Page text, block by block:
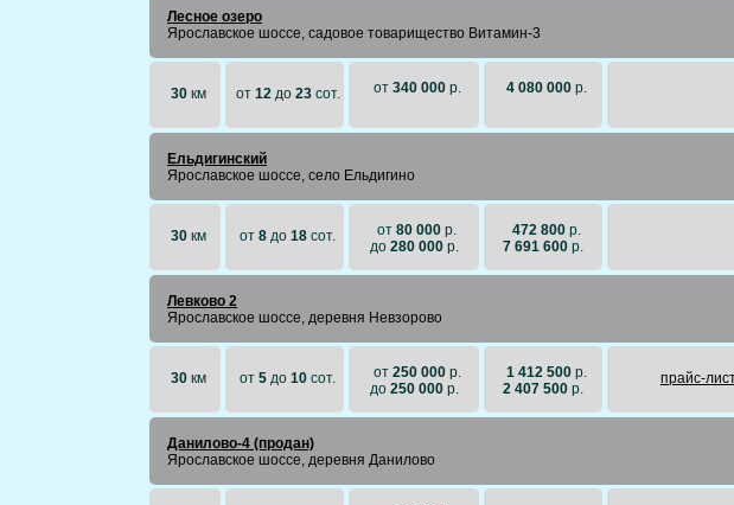
Лесное озеро
Ярославское шоссе, садовое товарищество Витамин-3
30км от 12до 23сот. от 340 000р. 4 080 000р.
Ельдигинский
Ярославское шоссе, село Ельдигино
30км от 8 до 18 сот. от 80 000 р.
до 280 000р.
472 800р.
7 691 600 р.
Левково 2
Ярославское шоссе, деревня Невзорово
30км от 5 до 10 сот. от 250 000р.
до 250 000р.
1 412 500р.
2 407 500 р.
прайc-
Данилово-4 (продан)
Ярославское шоссе, деревня Данилово